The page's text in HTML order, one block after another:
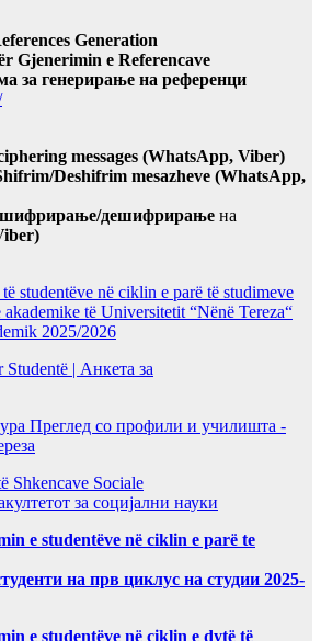
Generation
Gjenerimin e Referencave
за генерирање на референци
messages (WhatsApp, Viber)
Deshifrim mesazheve (WhatsApp,
шифрирање/дешифрирање на
studentëve në ciklin e parë të studimeve
të Universitetit “Nënë Tereza“
2025/2026
Studentë | Анкета за
Преглед со профили и училишта -
Shkencave Sociale
за социјални науки
e studentëve në ciklin e parë te
на прв циклус на студии 2025-
e studentëve në ciklin e dytë të